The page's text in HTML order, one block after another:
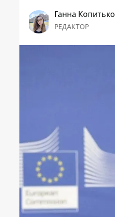
Ганна Копитько
РЕДАКТОР